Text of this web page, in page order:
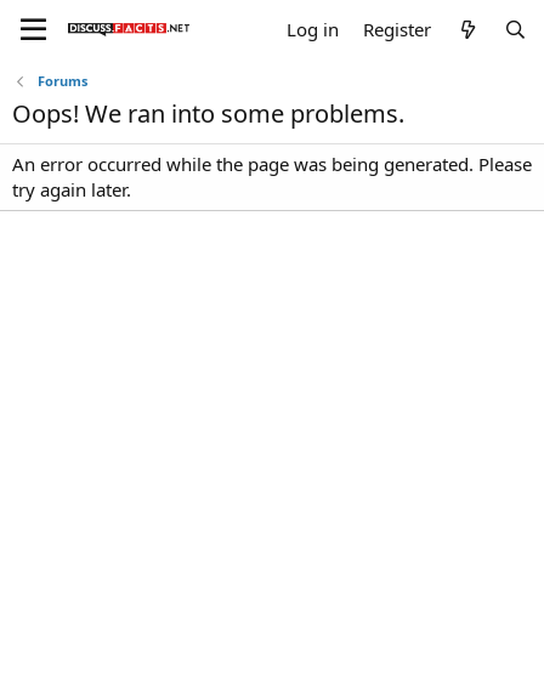
Log in Register
Forums
Oops! We ran into some problems.
An error occurred while the page was being generated. Please
try again later.